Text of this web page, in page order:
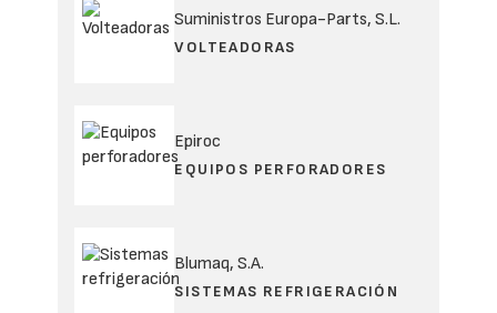
Suministros Europa-Parts, S.L.
VOLTEADORAS
Epiroc
EQUIPOS PERFORADORES
Blumaq, S.A.
SISTEMAS REFRIGERACIÓN